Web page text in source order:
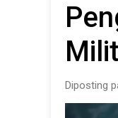
Diposting